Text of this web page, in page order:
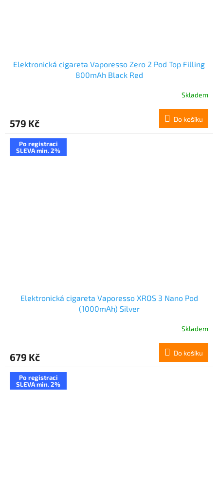
Elektronická cigareta Vaporesso Zero 2 Pod Top Filling
800mAh Black Red
Skladem
579 Kč Do košíku
Po registraci
SLEVA min. 2%
Elektronická cigareta Vaporesso XROS 3 Nano Pod
(1000mAh) Silver
Skladem
679 Kč Do košíku
Po registraci
SLEVA min. 2%